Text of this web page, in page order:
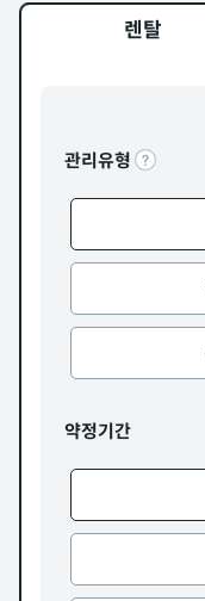
렌탈
관리유형
약정기간